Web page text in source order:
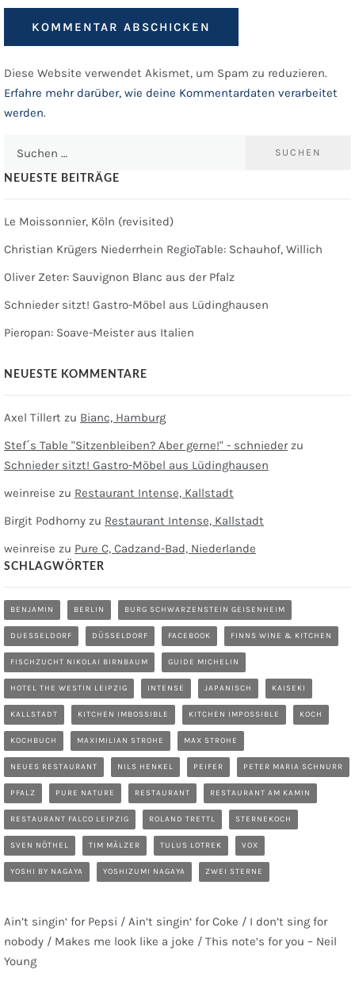
Diese Website verwendet Akismet, um Spam zu reduzieren.
Erfahre mehr darüber, wie deine Kommentardaten verarbeitet
werden.
NEUESTE BEITRÄGE
Le Moissonnier, Köln (revisited)
Christian Krügers Niederrhein RegioTable: Schauhof, Willich
Oliver Zeter: Sauvignon Blanc aus der Pfalz
Schnieder sitzt! Gastro-Möbel aus Lüdinghausen
Pieropan: Soave-Meister aus Italien
NEUESTE KOMMENTARE
Axel Tillert zu Bianc, Hamburg
Stef´s Table "Sitzenbleiben? Aber gerne!" - schniederzu
Schnieder sitzt! Gastro-Möbel aus Lüdinghausen
weinreise zu Restaurant Intense, Kallstadt
Birgit Podhorny zu Restaurant Intense, Kallstadt
weinreise zu Pure C, Cadzand-Bad, Niederlande
SCHLAGWÖRTER
BENJAMIN BERLIN BURG SCHWARZENSTEIN GEISENHEIM
DUESSELDORF DÜSSELDORF FACEBOOK FINNS WINE & KITCHEN
FISCHZUCHT NIKOLAI BIRNBAUM GUIDE MICHELIN
HOTEL THE WESTIN LEIPZIG INTENSE JAPANISCH KAISEKI
KALLSTADT KITCHEN IMBOSSIBLE KITCHEN IMPOSSIBLE KOCH
KOCHBUCH MAXIMILIAN STROHE MAX STROHE
NEUES RESTAURANT NILS HENKEL PEIFER PETER MARIA SCHNURR
PFALZ PURE NATURE RESTAURANT RESTAURANT AM KAMIN
RESTAURANT FALCO LEIPZIG ROLAND TRETTL STERNEKOCH
SVEN NÖTHEL TIM MÄLZER TULUS LOTREK VOX
YOSHI BY NAGAYA YOSHIZUMI NAGAYA ZWEI STERNE
Ain’t singin‘ for Pepsi / Ain’t singin‘ for Coke / I don’t sing for
nobody / Makes me look like a joke / This note’s for you – Neil
Young